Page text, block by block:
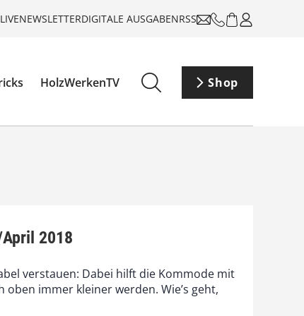
NEWSLETTERDIGITALE AUSGABENRSS
HolzWerkenTV Shop
2018
verstauen: Dabei hilft die Kommode mit
oben immer kleiner werden. Wie’s geht,